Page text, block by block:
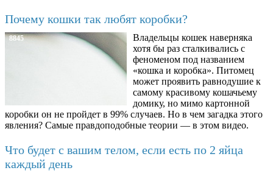
Почему кошки так любят коробки?
8845
Владельцы кошек наверняка
хотя бы раз сталкивались с
феноменом под названием
«кошка и коробка». Питомец
может проявить равнодушие к
самому красивому кошачьему
домику, но мимо картонной
коробки он не пройдет в 99% случаев. Но в чем загадка этого
явления? Самые правдоподобные теории — в этом видео.
Что будет с вашим телом, если есть по 2 яйца
каждый день